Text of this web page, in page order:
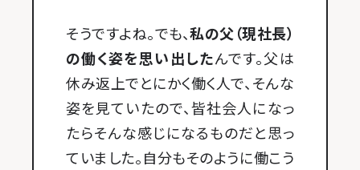
そうですよね。でも、私の父（現社長）
の働く姿を思い出したんです。父は
休み返上でとにかく働く人で、そんな
姿を見ていたので、皆社会人になっ
たらそんな感じになるものだと思っ
ていました。自分もそのように働こう